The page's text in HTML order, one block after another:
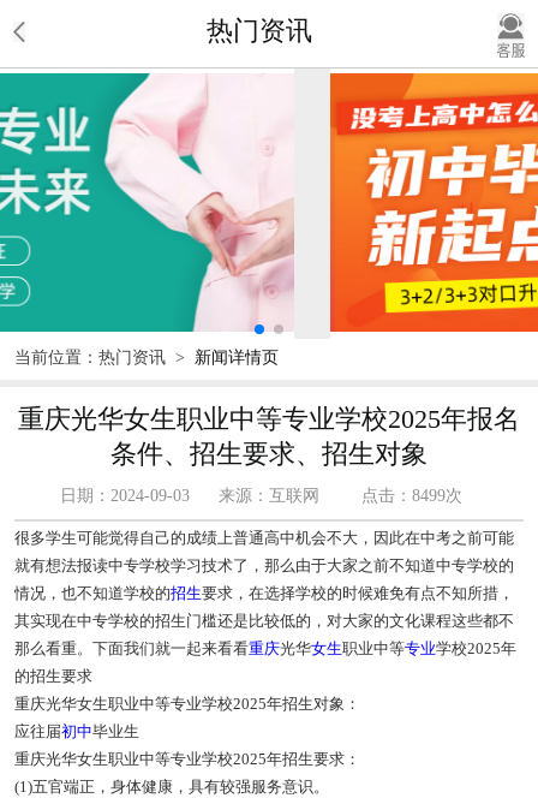
热门资讯
当前位置： 热门资讯 > 新闻详情页
重庆光华女生职业中等专业学校2025年报名
条件、招生要求、招生对象
日期：2024-09-03 来源：互联网 点击：8499次
很多学生可能觉得自己的成绩上普通高中机会不大，因此在中考之前可能
就有想法报读中专学校学习技术了，那么由于大家之前不知道中专学校的
情况，也不知道学校的招生要求，在选择学校的时候难免有点不知所措，
其实现在中专学校的招生门槛还是比较低的，对大家的文化课程这些都不
那么看重。下面我们就一起来看看重庆光华女生职业中等专业学校2025年
的招生要求
重庆光华女生职业中等专业学校2025年招生对象：
应往届初中毕业生
重庆光华女生职业中等专业学校2025年招生要求：
(1)五官端正，身体健康，具有较强服务意识。